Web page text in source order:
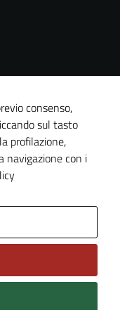
consenso,
sul tasto
profilazione,
navigazione con i
e non
cookie